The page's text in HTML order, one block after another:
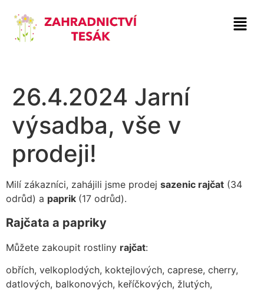
26.4.2024 Jarní
výsadba, vše v
prodeji!
Milí zákazníci, zahájili jsme prodej sazenic rajčat (34
odrůd) a paprik (17 odrůd).
Rajčata a papriky
Můžete zakoupit rostliny rajčat:
obřích, velkoplodých, koktejlových, caprese, cherry,
datlových, balkonových, keříčkových, žlutých,